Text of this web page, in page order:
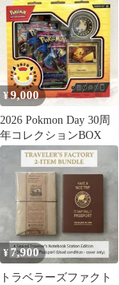
¥9,000
2026 Pokmon Day 30周
年コレクションBOX
¥ 7,900
トラベラーズファクト